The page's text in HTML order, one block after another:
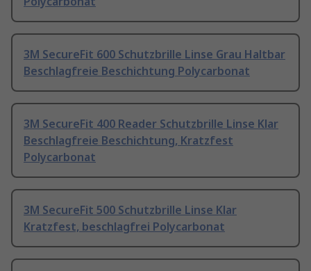
3M SecureFit 600 Schutzbrille Linse Grau Haltbar
Beschlagfreie Beschichtung Polycarbonat
3M SecureFit 400 Reader Schutzbrille Linse Klar
Beschlagfreie Beschichtung, Kratzfest
Polycarbonat
3M SecureFit 500 Schutzbrille Linse Klar
Kratzfest, beschlagfrei Polycarbonat